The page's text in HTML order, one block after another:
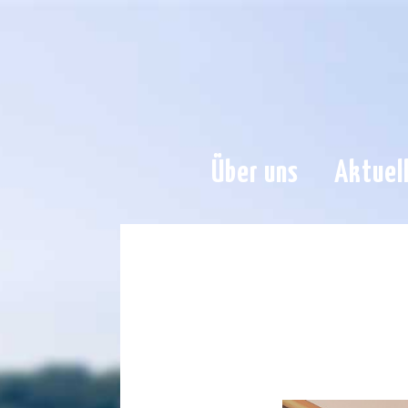
Über uns